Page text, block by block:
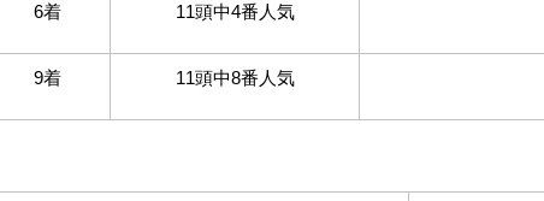
6着 11頭中4番人気
9着 11頭中8番人気